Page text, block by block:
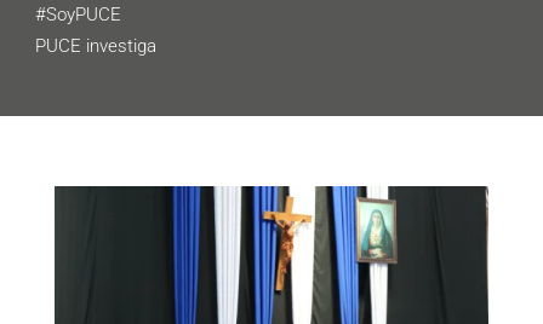
#SoyPUCE
PUCE investiga